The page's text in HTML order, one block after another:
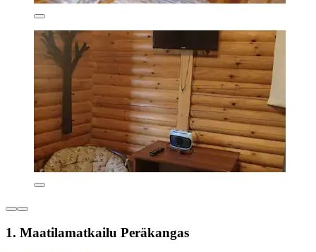
1. Maatilamatkailu Peräkangas